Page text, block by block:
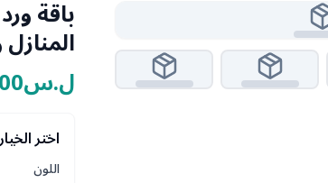
ل.س1,000
اختر
اللون